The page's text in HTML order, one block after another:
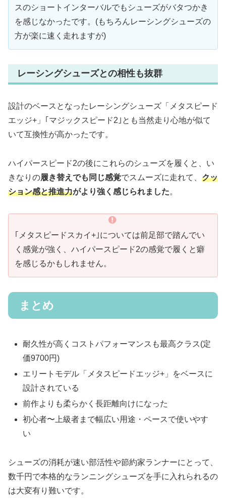
スのショートインターバルでもシューズがバタつかき
を感じなかったです。(もちろんレーシングシューズの
方が楽に速く走れますが)
レーシングシューズとの相性も抜群
設計のベースとなったレーシングシューズ「メタスピード
エッジ+」｢マジックスピード2｣とも当然走り心地が似て
いて互換性が高かったです。
ハイパースピード2の後にこれらのシューズを履くと、い
きなりの履き替えでも同じ感覚でスムーズに走れて、 クッ
ション感と推進力がより強く感じられました。
｢メタスピードスカイ+｣については前足部で踏んでい
く感覚が強く、ハイパースピード2の感覚で履くと癖
を感じるかもしれません。
まとめ
耐久性が高くコストパフォーマンスも最高クラス(定
価9700円)
エリートモデル「メタスピードエッジ+」をベースに
設計されている
前作よりも柔らかく長距離向けになった
初心者〜上級者まで幅広い用途・ペースで使いやす
い
シューズの消耗が速い部活性や節約家ランナーにとって、
数千円で本格的なランニングシューズを手に入れられるの
は大変有り難いです。